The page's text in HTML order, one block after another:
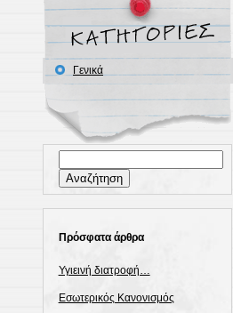
Γενικά
για:
Πρόσφατα άρθρα
Υγιεινή διατροφή…
Εσωτερικός Κανονισμός